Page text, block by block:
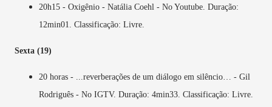
20h15 - Oxigênio - Natália Coehl - No Youtube. Duração:
12min01. Classificação: Livre.
Sexta (19)
20 horas - ...reverberações de um diálogo em silêncio… - Gil
Rodriguês - No IGTV. Duração: 4min33. Classificação: Livre.